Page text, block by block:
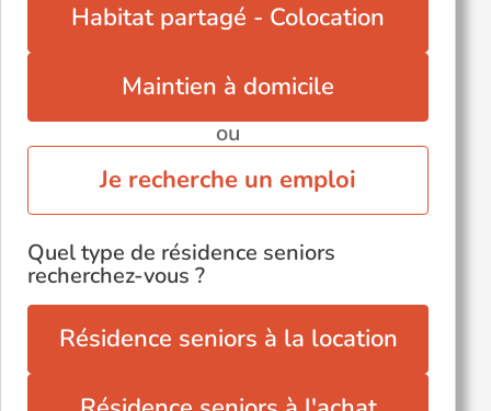
Seynod (74600)
Habitat partagé - Colocation
Maintien à domicile
ou
Je recherche un emploi
Quel type de résidence seniors
recherchez-vous ?
Résidence seniors à la location